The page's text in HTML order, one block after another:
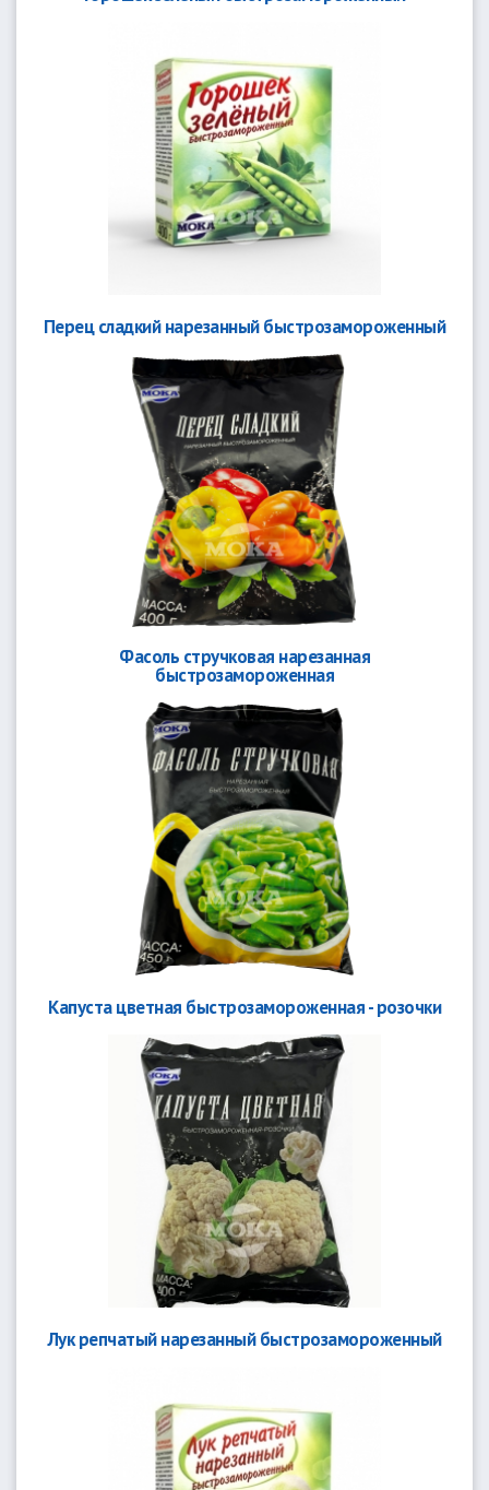
Перец сладкий нарезанный быстрозамороженный
Фасоль стручковая нарезанная
быстрозамороженная
Капуста цветная быстрозамороженная - розочки
Лук репчатый нарезанный быстрозамороженный